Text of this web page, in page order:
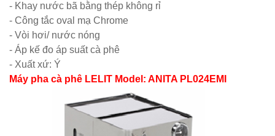
vườn sân
thượng bàn
kính cường
lực 277
- Khay nước bã bằng thép không rỉ
- Công tắc oval mạ Chrome
- Vòi hơi/ nước nóng
- Áp kế đo áp suất cà phê
- Xuất xứ: Ý
Máy pha cà phê LELIT Model: ANITA PL024EMI